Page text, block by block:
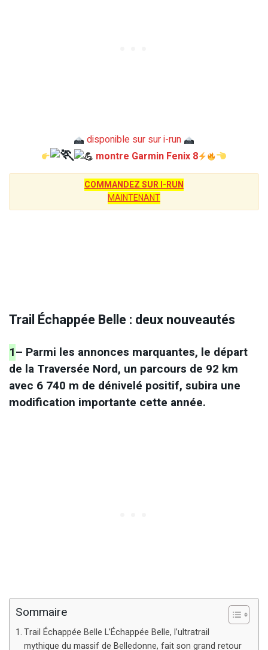
disponible sur sur i-run
montre Garmin Fenix 8
COMMANDEZ SUR I-RUN
MAINTENANT
Trail Échappée Belle : deux nouveautés
1– Parmi les annonces marquantes, le départ
de la Traversée Nord, un parcours de 92 km
avec 6 740 m de dénivelé positif, subira une
modification importante cette année.
Sommaire
Trail Échappée Belle L’Échappée Belle, l’ultratrail
mythique du massif de Belledonne, fait son grand retour